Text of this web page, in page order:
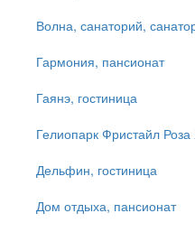
Волна, санаторий,
Гармония, пансионат
Гаянэ, гостиница
Гелиопарк Фристайл Роза
Дельфин, гостиница
Дом отдыха, пансионат